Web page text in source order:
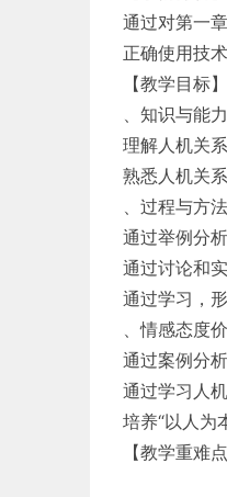
通过对第一
正确使用技
【教学目标】
、知识与能力
理解人机关
熟悉人机关
、过程与方法
通过举例分
通过讨论和
通过学习，
、情感态度
通过案例分
通过学习人
培养“以人为
【教学重难点